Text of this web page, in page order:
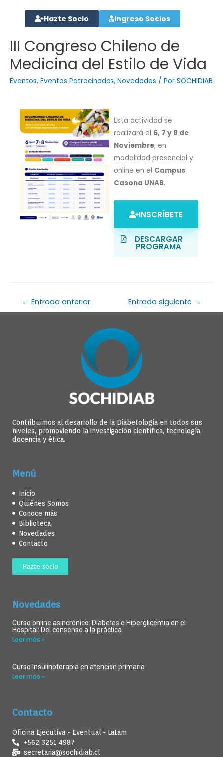
Hazte Socio Ingreso Socios
III Congreso Chileno de
Medicina del Estilo de Vida
Eventos, Eventos Patrocinados, Novedades / Por SOCHIDIAB
Esta actividad se
realizará el 6, 7 y 8 de
Noviembre, en
modalidad presencial y
online en el Campus
Casona UNAB.
INSCRÍBETE
DESCARGAR
PROGRAMA
← Entrada anterior Entrada siguiente →
Contribuimos al desarrollo de la Diabetología en todos sus
niveles, promoviendo la investigación científica, tecnología,
docencia y ética.
Menú
Inicio
Quiénes Somos
Conoce más
Biblioteca
Novedades
Contacto
Hazte socio
Novedades
Curso online asincrónico: Diabetes e Hiperglicemia en el
Hospital: Del consenso a la práctica
Leer más »
Curso Insulinoterapia en atención primaria
Leer más »
Contacto
Oficina Ejecutiva - Eventual - Latam
+562 3251 4987
secretaria@sochidiab.cl